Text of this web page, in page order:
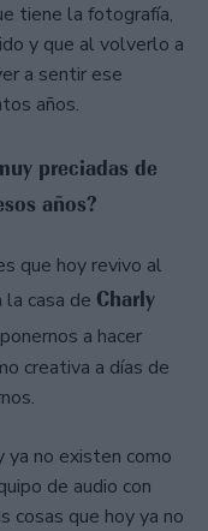
tiene la fotografía,
y que al volverlo a
a sentir ese
años.
preciadas de
años?
que hoy revivo al
casa de Charly
a hacer
creativa a días de
no existen como
de audio con
cosas que hoy ya no